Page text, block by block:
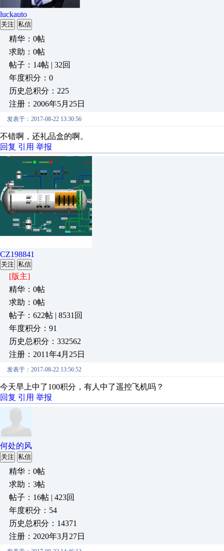
luckauto
关注 私信
精华：0帖
求助：0帖
帖子：14帖 | 32回
年度积分：0
历史总积分：225
注册：2006年5月25日
发表于：2017-08-22 13:30:56
不错啊，还礼品盒的啊。
回复 引用 举报
CZ198841
关注 私信
[版主]
精华：0帖
求助：0帖
帖子：622帖 | 8531回
年度积分：91
历史总积分：332562
注册：2011年4月25日
发表于：2017-08-22 13:56:52
今天早上中了100积分，有人中了遥控飞机吗？
回复 引用 举报
何处的风
关注 私信
精华：0帖
求助：3帖
帖子：16帖 | 423回
年度积分：54
历史总积分：14371
注册：2020年3月27日